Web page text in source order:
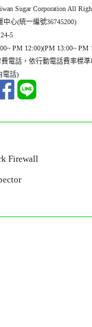
Sugar Corporation All
心(統一編號36745200)
5
PM 12:00)(PM 13:00~ PM
費電話，依行動電話費率標準
電話)
Firewall